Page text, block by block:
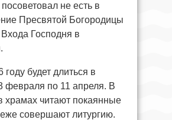
не есть в
Пресвятой Богородицы
Господня в
году будет длиться в
февраля по 11 апреля. В
храмах читают покаянные
совершают литургию.